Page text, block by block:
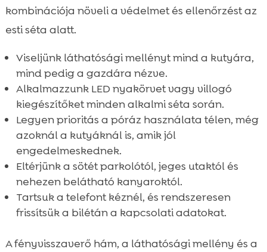
kombinációja növeli a védelmet és ellenőrzést az
esti séta alatt.
Viseljünk láthatósági mellényt mind a kutyára,
mind pedig a gazdára nézve.
Alkalmazzunk LED nyakörvet vagy villogó
kiegészítőket minden alkalmi séta során.
Legyen prioritás a póráz használata télen, még
azoknál a kutyáknál is, amik jól
engedelmeskednek.
Eltérjünk a sötét parkolótól, jeges utaktól és
nehezen belátható kanyaroktól.
Tartsuk a telefont kéznél, és rendszeresen
frissítsük a bilétán a kapcsolati adatokat.
A fényvisszaverő hám, a láthatósági mellény és a